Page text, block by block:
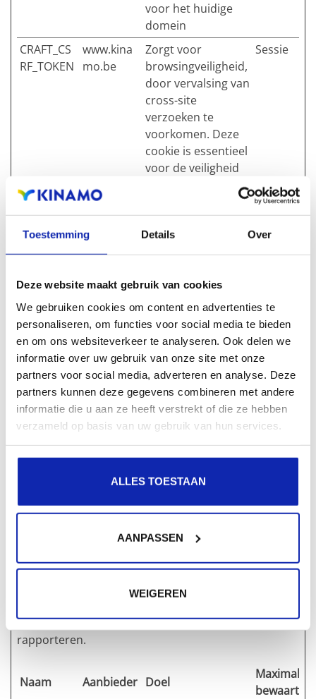
Toestemming Details Over
Deze website maakt gebruik van cookies
We gebruiken cookies om content en advertenties te
personaliseren, om functies voor social media te bieden
en om ons websiteverkeer te analyseren. Ook delen we
informatie over uw gebruik van onze site met onze
partners voor social media, adverteren en analyse. Deze
partners kunnen deze gegevens combineren met andere
informatie die u aan ze heeft verstrekt of die ze hebben
verzameld op basis van uw gebruik van hun services.
ALLES TOESTAAN
AANPASSEN
WEIGEREN
voor het huidige
domein
CRAFT_CS
RF_TOKEN
www.kina
mo.be
Zorgt voor
browsingveiligheid,
door vervalsing van
cross-site
verzoeken te
voorkomen. Deze
cookie is essentieel
voor de veiligheid
van de website en
Sessie
Voorkeuren (1)
Voorkeurscookies zorgen ervoor dat een website
informatie kan onthouden die van invloed is op het
gedrag en de vormgeving van de website, zoals de
taal van uw voorkeur of de regio waar u woont.
Naam Aanbieder Doel
Maximale
plyr
Cloudflare
Noodzakelijk voor
de implementatie
op de website.
Perma
nent
Statistische cookies helpen eigenaren van websites
begrijpen hoe bezoekers hun website gebruiken,
door anoniem gegevens te verzamelen en te
rapporteren.
Naam Aanbieder Doel
Maximale